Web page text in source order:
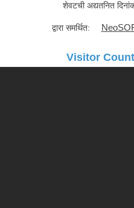
शेवटची अद्यतनित
द्वारा समर्थित:
Visitor